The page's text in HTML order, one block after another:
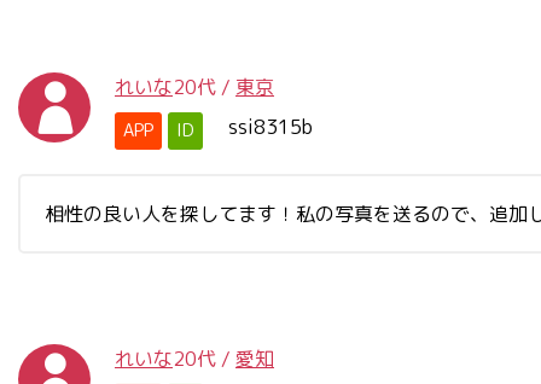
れいな20代 / 東京
APP ID ssi8315b
相性の良い人を探してます！私の写真を送るので、追
れいな20代 / 愛知